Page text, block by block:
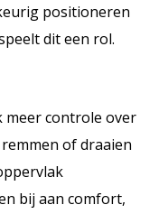
positioneren
dit een rol.
meer controle over
of draaien
bij aan comfort,